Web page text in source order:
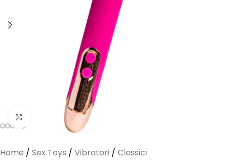
Clicca per ingrandire
Home / Sex Toys / Vibratori / Classici